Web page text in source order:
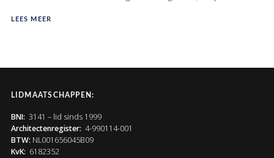
LEES MEER
LIDMAATSCHAPPEN:
BNI: 3141 – lid sinds 1999
Architectenregister: 4-990114-001
BTW: NL001656045B09
KvK: 6182352